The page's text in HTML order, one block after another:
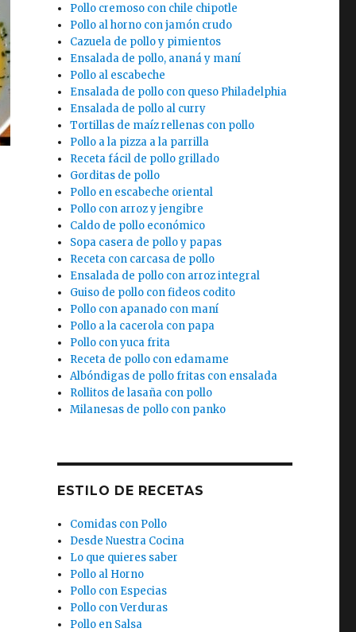
Pollo cremoso con chile chipotle
Pollo al horno con jamón crudo
Cazuela de pollo y pimientos
Ensalada de pollo, ananá y maní
Pollo al escabeche
Ensalada de pollo con queso Philadelphia
Ensalada de pollo al curry
Tortillas de maíz rellenas con pollo
Pollo a la pizza a la parrilla
Receta fácil de pollo grillado
Gorditas de pollo
Pollo en escabeche oriental
Pollo con arroz y jengibre
Caldo de pollo económico
Sopa casera de pollo y papas
Receta con carcasa de pollo
Ensalada de pollo con arroz integral
Guiso de pollo con fideos codito
Pollo con apanado con maní
Pollo a la cacerola con papa
Pollo con yuca frita
Receta de pollo con edamame
Albóndigas de pollo fritas con ensalada
Rollitos de lasaña con pollo
Milanesas de pollo con panko
ESTILO DE RECETAS
Comidas con Pollo
Desde Nuestra Cocina
Lo que quieres saber
Pollo al Horno
Pollo con Especias
Pollo con Verduras
Pollo en Salsa